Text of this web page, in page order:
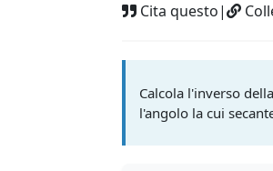
Cita questo|
Calcola l'inverso
l'angolo la cui